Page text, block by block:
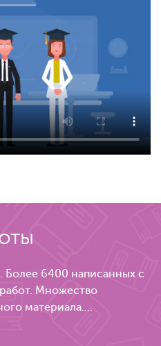
Более 6400 написанных с
Множество
материала....